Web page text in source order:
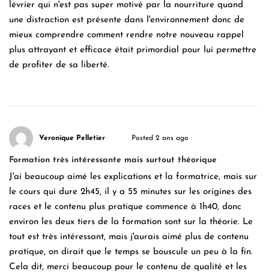
lévrier qui n'est pas super motivé par la nourriture quand
une distraction est présente dans l'environnement donc de
mieux comprendre comment rendre notre nouveau rappel
plus attrayant et efficace était primordial pour lui permettre
de profiter de sa liberté.
Veronique Pelletier Posted 2 ans ago
Formation très intéressante mais surtout théorique
J'ai beaucoup aimé les explications et la formatrice, mais sur
le cours qui dure 2h45, il y a 55 minutes sur les origines des
races et le contenu plus pratique commence à 1h40, donc
environ les deux tiers de la formation sont sur la théorie. Le
tout est très intéressant, mais j'aurais aimé plus de contenu
pratique, on dirait que le temps se bouscule un peu à la fin.
Cela dit, merci beaucoup pour le contenu de qualité et les